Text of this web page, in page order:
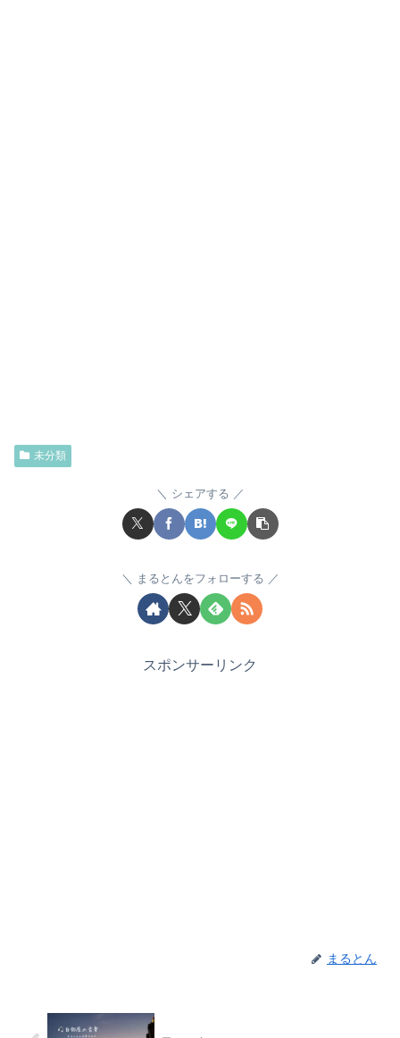
未分類
シェアする
まるとんをフォローする
スポンサーリンク
まるとん